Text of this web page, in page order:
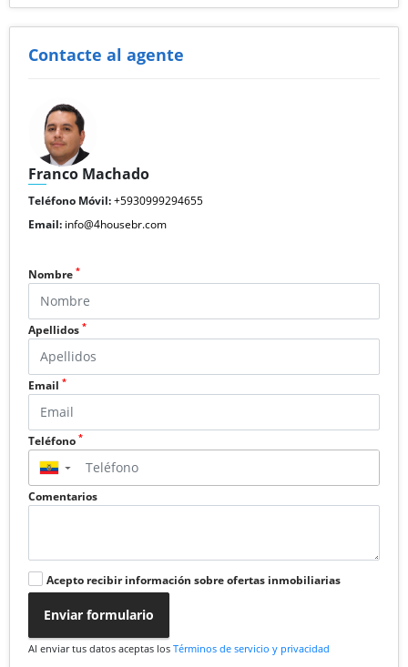
Contacte al agente
Franco Machado
Teléfono Móvil:+5930999294655
Email: info@4housebr.com
Nombre *
Apellidos *
Email *
Teléfono *
▼
Comentarios
Acepto recibir información sobre ofertas inmobiliarias
Enviar formulario
Al enviar tus datos aceptas los Términos de servicio y privacidad